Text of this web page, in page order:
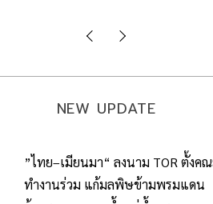
NEW UPDATE
”ไทย–เมียนมา“ ลงนาม TOR ตั้งค
ทำงานร่วม แก้มลพิษข้ามพรมแดน